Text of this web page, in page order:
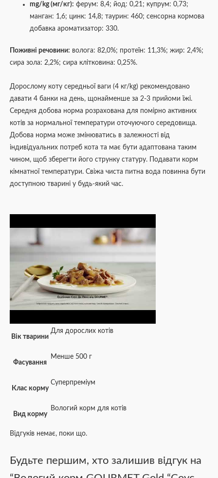
mg/kg (мг/кг): ферум: 8,4; йод: 0,21; купрум: 0,73;
манган: 1,6; цинк: 14,8; таурин: 460; сенсорна кормова
добавка ароматизатор: 330.
Поживні речовини: волога: 82,0%; протеїн: 11,3%; жир: 2,4%;
сира зола: 2,2%; сира клітковина: 0,25%.
Дорослому коту середньої ваги (4 кг/kg) рекомендовано
давати 4 банки на день, щонайменше за 2-3 прийоми їжі.
Середня добова норма розрахована для помірно активних
котів за нормальної температури оточуючого середовища.
Добова норма може змінюватись в залежності від
індивідуальних потреб кота та має бути адаптована таким
чином, щоб зберегти його струнку статуру. Подавати корм
кімнатної температури. Свіжа чиста питна вода повинна бути
доступною тварині у будь-який час.
Вік тварини
Для дорослих котів
Фасування
Менше 500 г
Клас корму
Суперпреміум
Вид корму
Вологий корм для котів
Відгуків немає, поки що.
Будьте першим, хто залишив відгук на